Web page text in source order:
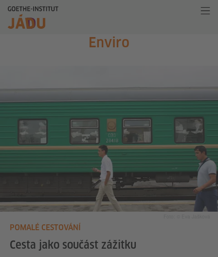
Enviro
POMALÉ CESTOVÁNÍ
Cesta jako součást zážitku